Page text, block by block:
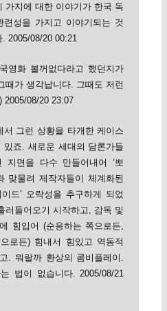
가지에 대한 이야기가 한국 독
성을 가지고 이야기되는 것
2005/08/20 00:21
영화 볼꺼없다라고 했던지가
때가 생각납니다. 그때도 저런
2005/08/20 23:07
그런 상황을 타개한 케이스
있죠. 새로운 세대의 담론가들
지면을 다수 만들어내어 ‘뽀
맞물려 제작자들이 체계화된
드’ 오락성을 추구하게 되었
러들어오기 시작하고, 감독 및
힘입어 (순응하는 쪽으로든,
로든) 힘내서 힘있고 역동적
. 뭐랄까 환상의 콤비플레이.
법이 없습니다. 2005/08/21